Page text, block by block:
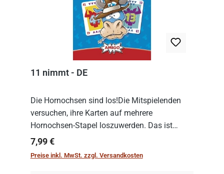
11 nimmt - DE
Die Hornochsen sind los!Die Mitspielenden
versuchen, ihre Karten auf mehrere
Hornochsen-Stapel loszuwerden. Das ist
kniffliger als gedacht, denn die Differenz
zwischen ausgespielter Karte und der
Regulärer Preis:
7,99 €
Preise inkl. MwSt. zzgl. Versandkosten